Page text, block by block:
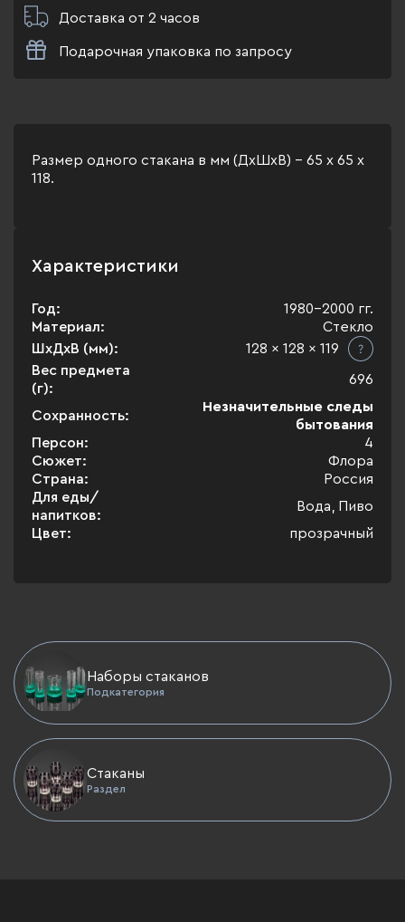
Доставка от 2 часов
Подарочная упаковка по запросу
Размер одного стакана в мм (ДхШхВ) - 65 х 65 х
118.
Характеристики
Год:
1980-2000 гг.
Материал:
Стекло
ШхДхВ (мм):
128 x 128 x 119
Вес предмета
(г):
696
Сохранность:
Незначительные следы
бытования
Персон:
4
Сюжет:
Флора
Страна:
Россия
Для еды/
напитков:
Вода, Пиво
Цвет:
прозрачный
Наборы стаканов
Подкатегория
Стаканы
Раздел